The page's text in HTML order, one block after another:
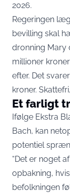
2026.
Regeringen
bevilling skal
dronning Mary
millioner
efter. Det
kroner.
Et farligt
Ifølge Ekstra
Bach, kan
potentiel
“Det er noget
opbakning,
befolkningen